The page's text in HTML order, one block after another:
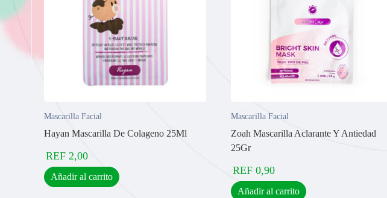
Mascarilla Facial
Hayan Mascarilla De Colageno 25Ml
REF 2,00
Añadir al carrito
Mascarilla Facial
Zoah Mascarilla Aclarante Y Antiedad
25Gr
REF 0,90
Añadir al carrito